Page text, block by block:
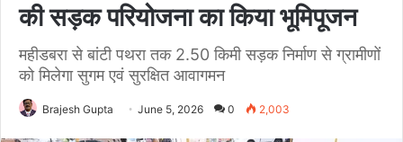
की सड़क परियोजना का किया भूमिपूजन
महीडबरा से बांटी पथरा तक 2.50 किमी सड़क निर्माण से ग्रामीणों
को मिलेगा सुगम एवं सुरक्षित आवागमन
Brajesh Gupta June 5, 2026 0 2,003